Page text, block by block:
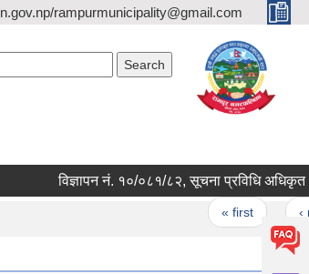
rampurmunicipality@gmail.com
विज्ञापन नं. १०/०८१/८२, सूचना प्रविधि अधिकृत
« first ‹